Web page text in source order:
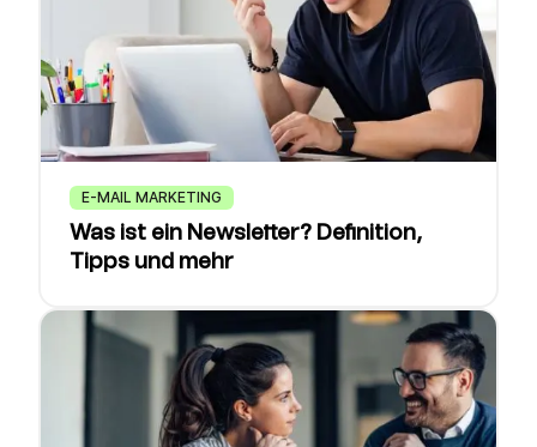
E-MAIL MARKETING
Was ist ein Newsletter? Definition,
Tipps und mehr